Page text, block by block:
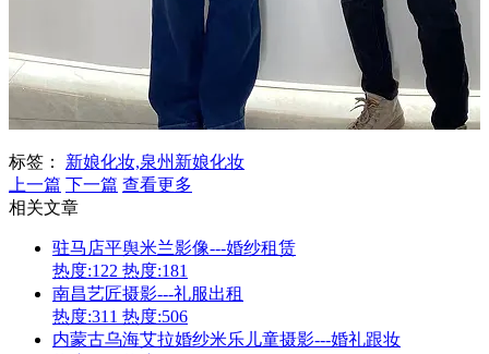
标签： 新娘化妆,泉州新娘化妆
上一篇 下一篇 查看更多
相关文章
驻马店平舆米兰影像---婚纱租赁
热度:122 热度:181
南昌艺匠摄影---礼服出租
热度:311 热度:506
内蒙古乌海艾拉婚纱米乐儿童摄影---婚礼跟妆